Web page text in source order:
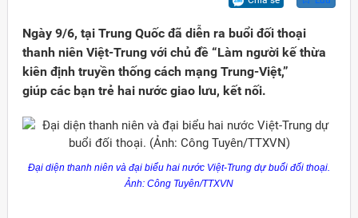
Ngày 9/6, tại Trung Quốc đã diễn ra buổi đối thoại
thanh niên Việt-Trung với chủ đề “Làm người kế thừa
kiên định truyền thống cách mạng Trung-Việt,”
giúp các bạn trẻ hai nước giao lưu, kết nối.
Đại diện thanh niên và đại biểu hai nước Việt-Trung dự buổi đối thoại.
Ảnh: Công Tuyên/TTXVN